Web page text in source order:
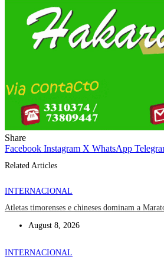
Share
Facebook Instagram X WhatsApp
Related Articles
INTERNACIONAL
Atletas timorenses e chineses dominam a
August 8, 2026
INTERNACIONAL